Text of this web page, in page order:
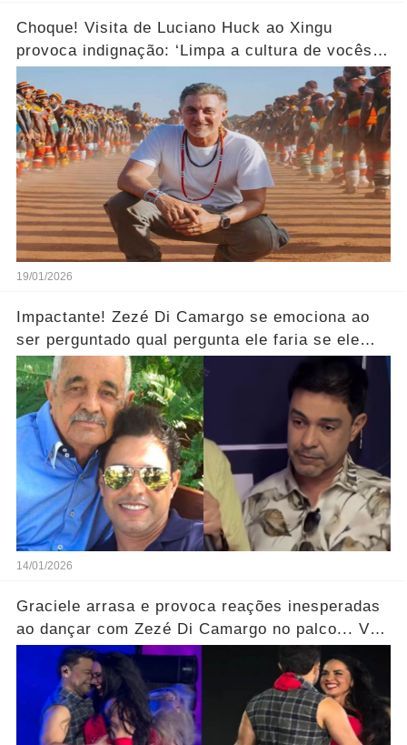
Choque! Visita de Luciano Huck ao Xingu
provoca indignação: ‘Limpa a cultura de vocês
19/01/2026
Impactante! Zezé Di Camargo se emociona ao
ser perguntado qual pergunta ele faria se ele
pudesse se encontrar com o seu pai.... Ver mais
14/01/2026
Graciele arrasa e provoca reações inesperadas
ao dançar com Zezé Di Camargo no palco... Ver